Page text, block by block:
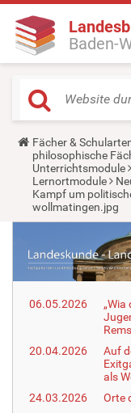
Baden-
Y
o
u
a
r
e
h
e
:
Fächer &
philosophische
Unterrichtsmodule
Lernortmodule
Kampf um
wollmatingen.jpg
06.05.2026
20.04.2026
Auf
als
24.03.2026
Orte